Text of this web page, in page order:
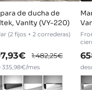
de ducha de
Vanity (VY-220)
(2 fijos + 2 correderas)
1.482,25€
335,98€/mes